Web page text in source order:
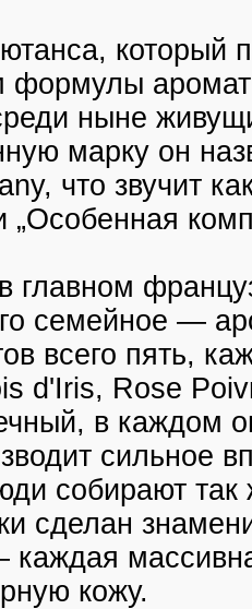
формулы
ныне
марку он
что звучит
„Особенная
главном
семейное —
всего пять,
d'Iris, Rose
в каждом
сильное
собирают
сделан
кожу.